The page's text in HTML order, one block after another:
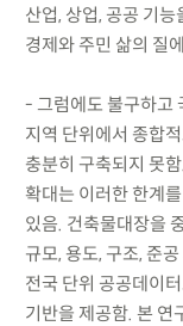
산업, 상업, 공공 기
경제와 주민 삶의 질
- 그럼에도 불구하고
지역 단위에서 종합
충분히 구축되지 못
확대는 이러한 한계
있음. 건축물대장을
규모, 용도, 구조, 준
전국 단위 공공데이
기반을 제공함. 본 연